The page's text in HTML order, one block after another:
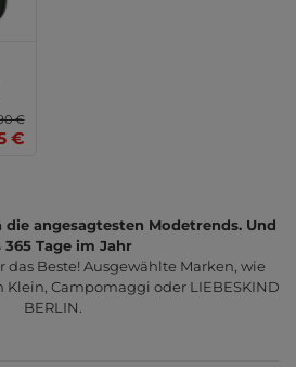
€
€
angesagtesten Modetrends. Und
365 Tage im Jahr
das Beste! Ausgewählte Marken, wie
Klein, Campomaggi oder LIEBESKIND
BERLIN.